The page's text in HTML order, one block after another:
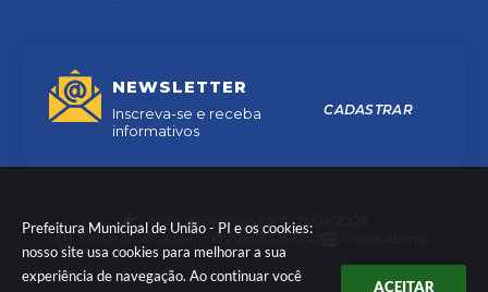
Prefeitura Municipal de União - PI e os cookies:
nosso site usa cookies para melhorar a sua
experiência de navegação. Ao continuar você
ACEITAR
NEWSLETTER
Inscreva-se e receba
informativos
CADASTRAR
Versão do Sistema:
3.5.3 - 19/06/2026
Portal atualizado em:
05/08/2026 15:49